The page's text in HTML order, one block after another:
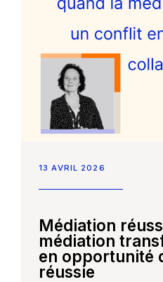
13 AVRIL 2026
Médiation
médiation
en opportunité
réussie